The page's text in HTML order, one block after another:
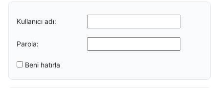
Kullanıcı adı:
Parola:
Beni hatırla